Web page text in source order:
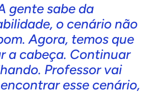
gente sabe da
o cenário não
Agora, temos que
a cabeça. Continuar
Professor vai
esse cenário,